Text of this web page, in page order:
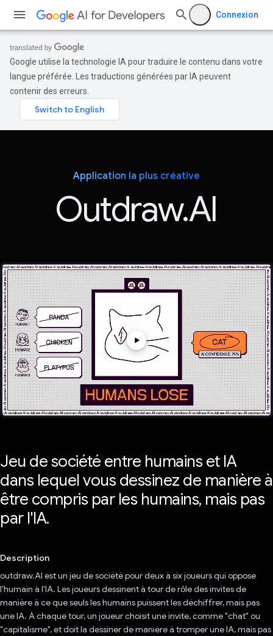
Connexion
Google utilise la technologie IA pour traduire le contenu dans votre
langue préférée. Les traductions générées par IA peuvent
contenir des erreurs.
Application la plus créative
Outdraw.AI
Jeu de société entre humains et IA
dans lequel vous dessinez de manière à
être compris par les humains, mais pas
par l'IA.
Description
outdraw.AI est un jeu de société pour deux à six joueurs qui oppose
l'humain à l'IA. Les joueurs dessinent à tour de rôle des invites de
manière à ce que seuls les humains puissent les déchiffrer, mais pas
une IA. À chaque tour, un joueur choisit une invite, comme "chat" ou
"capitalisme", et doit la dessiner de manière à tromper une IA, mais pas